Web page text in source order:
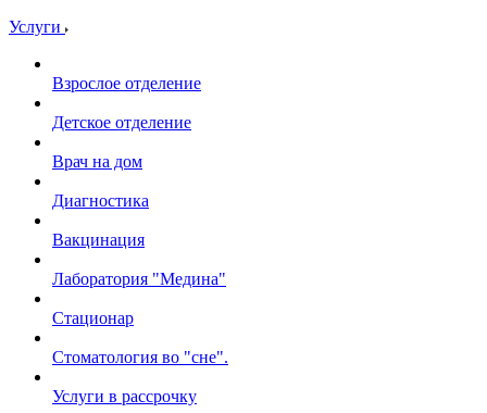
Услуги
Взрослое отделение
Детское отделение
Врач на дом
Диагностика
Вакцинация
Лаборатория "Медина"
Стационар
Стоматология во "сне".
Услуги в рассрочку